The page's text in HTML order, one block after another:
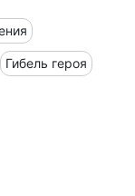
Гибель героя